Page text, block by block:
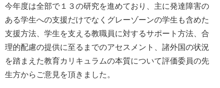
今年度は全部で１３の研究を進めており、主に発達障害の
ある学生への支援だけでなくグレーゾーンの学生も含めた
支援方法、学生を支える教職員に対するサポート方法、合
理的配慮の提供に至るまでのアセスメント、諸外国の状況
を踏まえた教育カリキュラムの本質について評価委員の先
生方からご意見を頂きました。